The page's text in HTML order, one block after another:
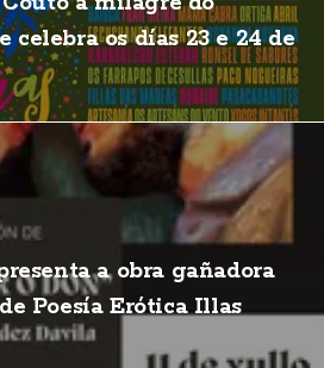
celebra os días 23 e 24 de
a obra gañadora
Poesía Erótica Illas